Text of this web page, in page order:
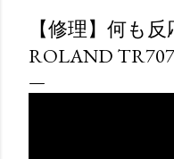
【修理】何も
ROLAND